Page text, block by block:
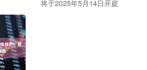
将于2025年5月14日开庭